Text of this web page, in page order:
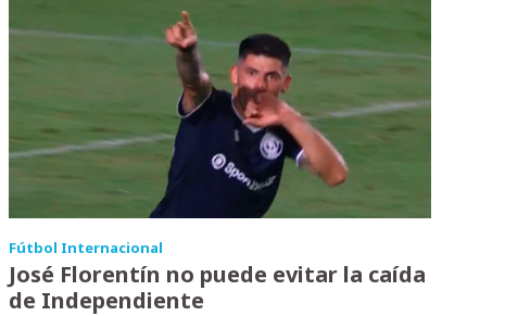
Fútbol Internacional
José Florentín no puede evitar la caída
de Independiente